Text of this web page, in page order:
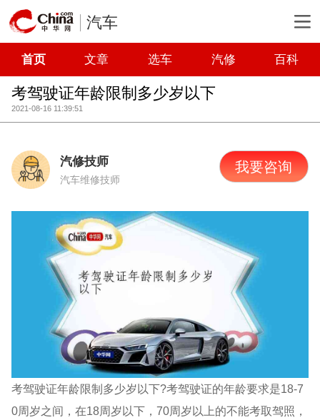
汽车
首页 文章 选车 汽修 百科
考驾驶证年龄限制多少岁以下
2021-08-16 11:39:51
汽修技师
汽车维修技师
我要咨询
考驾驶证年龄限制多少岁以下?考驾驶证的年龄要求是18-7
0周岁之间，在18周岁以下，70周岁以上的不能考取驾照，